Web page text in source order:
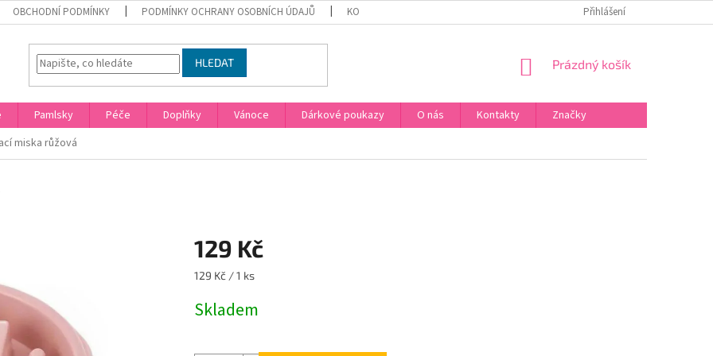
OBCHODNÍ PODMÍNKY PODMÍNKY OCHRANY OSOBNÍCH ÚDAJŮ KONTAKTY Přihlášení
HLEDAT
NÁKUPNÍ
Prázdný košík
Pamlsky Péče Doplňky Vánoce Dárkové poukazy O nás Kontakty
Značky
miska růžová
129 Kč
Měrná
129 Kč / 1 ks
Skladem